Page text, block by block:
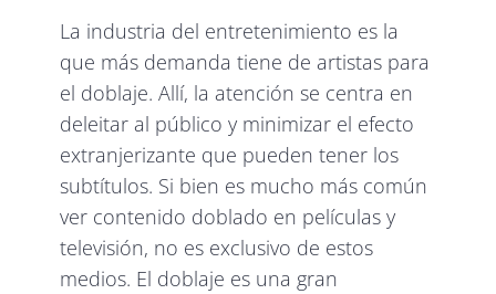
La industria del entretenimiento es la
que más demanda tiene de artistas para
el doblaje. Allí, la atención se centra en
deleitar al público y minimizar el efecto
extranjerizante que pueden tener los
subtítulos. Si bien es mucho más común
ver contenido doblado en películas y
televisión, no es exclusivo de estos
medios. El doblaje es una gran